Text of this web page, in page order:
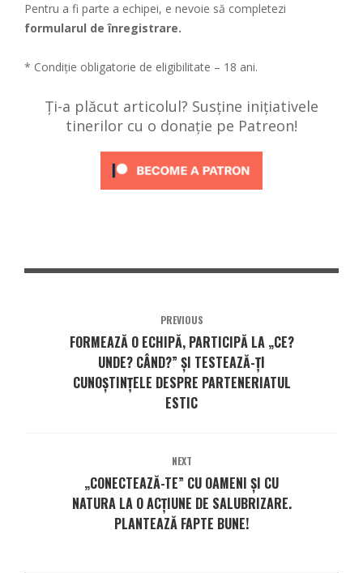
Pentru a fi parte a echipei, e nevoie să completezi
formularul de înregistrare.
* Condiție obligatorie de eligibilitate – 18 ani.
Ți-a plăcut articolul? Susține inițiativele
tinerilor cu o donație pe Patreon!
PREVIOUS
FORMEAZĂ O ECHIPĂ, PARTICIPĂ LA „CE?
UNDE? CÂND?” ȘI TESTEAZĂ-ȚI
CUNOȘTINȚELE DESPRE PARTENERIATUL
ESTIC
NEXT
„CONECTEAZĂ-TE” CU OAMENI ȘI CU
NATURA LA O ACȚIUNE DE SALUBRIZARE.
PLANTEAZĂ FAPTE BUNE!